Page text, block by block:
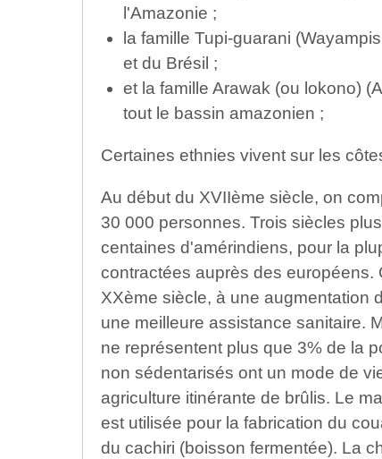
l'Amazonie ;
la famille Tupi-guarani
et du Brésil ;
et la famille Arawak (ou lokono)
tout le bassin amazonien ;
Certaines ethnies vivent sur les
Au début du XVIIème siècle, on
30 000 personnes. Trois siècles
centaines d'amérindiens, pour la
contractées auprès des
XXème siècle, à une augmentation
une meilleure assistance sanitaire.
ne représentent plus que 3% de la
non sédentarisés ont un mode de
agriculture itinérante de brûlis. Le
est utilisée pour la fabrication du
du cachiri (boisson fermentée). La